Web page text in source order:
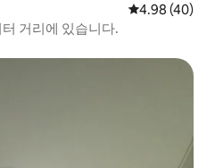
평점 4.98점(5
4.98 (40)
거리에 있습니다.